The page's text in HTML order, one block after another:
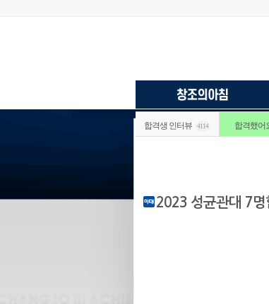
합격생 인터뷰 4114 합격했어
2023 성균관대 7명